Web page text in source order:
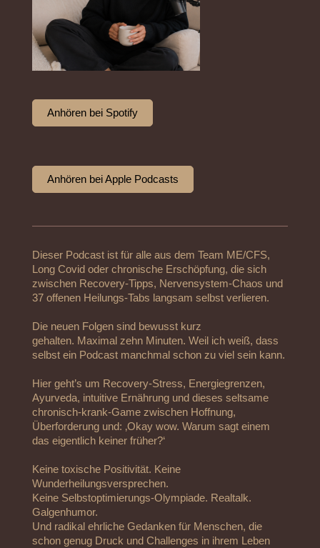
Anhören bei Spotify
Anhören bei Apple Podcasts
Dieser Podcast ist für alle aus dem Team ME/CFS,
Long Covid oder chronische Erschöpfung, die sich
zwischen Recovery-Tipps, Nervensystem-Chaos und
37 offenen Heilungs-Tabs langsam selbst verlieren.
Die neuen Folgen sind bewusst kurz
gehalten. Maximal zehn Minuten. Weil ich weiß, dass
selbst ein Podcast manchmal schon zu viel sein kann.
Hier geht’s um Recovery-Stress, Energiegrenzen,
Ayurveda, intuitive Ernährung und dieses seltsame
chronisch-krank-Game zwischen Hoffnung,
Überforderung und: ‚Okay wow. Warum sagt einem
das eigentlich keiner früher?‘
Keine toxische Positivität. Keine
Wunderheilungsversprechen.
Keine Selbstoptimierungs-Olympiade. Realtalk.
Galgenhumor.
Und radikal ehrliche Gedanken für Menschen, die
schon genug Druck und Challenges in ihrem Leben